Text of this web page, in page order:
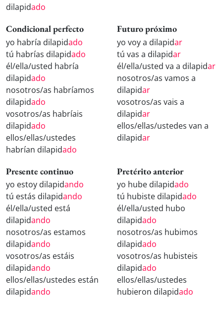
dilapidado
Condicional perfecto
yo habría dilapidado
tú habrías dilapidado
él/ella/usted habría
dilapidado
nosotros/as habríamos
dilapidado
vosotros/as habríais
dilapidado
ellos/ellas/ustedes
habrían dilapidado
Futuro próximo
yo voy a dilapidar
tú vas a dilapidar
él/ella/usted va a dilapidar
nosotros/as vamos a
dilapidar
vosotros/as vais a
dilapidar
ellos/ellas/ustedes van a
dilapidar
Presente continuo
yo estoy dilapidando
tú estás dilapidando
él/ella/usted está
dilapidando
nosotros/as estamos
dilapidando
vosotros/as estáis
dilapidando
ellos/ellas/ustedes están
dilapidando
Pretérito anterior
yo hube dilapidado
tú hubiste dilapidado
él/ella/usted hubo
dilapidado
nosotros/as hubimos
dilapidado
vosotros/as hubisteis
dilapidado
ellos/ellas/ustedes
hubieron dilapidado